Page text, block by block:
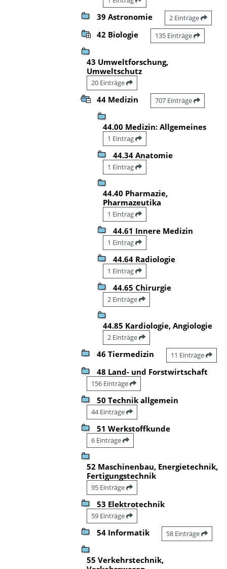
39 Astronomie 2 Einträge
42 Biologie 135 Einträge
43 Umweltforschung,
Umweltschutz
20 Einträge
44 Medizin 707 Einträge
44.00 Medizin: Allgemeines
1 Eintrag
44.34 Anatomie
1 Eintrag
44.40 Pharmazie,
Pharmazeutika
1 Eintrag
44.61 Innere Medizin
1 Eintrag
44.64 Radiologie
1 Eintrag
44.65 Chirurgie
2 Einträge
44.85 Kardiologie, Angiologie
2 Einträge
46 Tiermedizin 11 Einträge
48 Land- und Forstwirtschaft
156 Einträge
50 Technik allgemein
44 Einträge
51 Werkstoffkunde
6 Einträge
52 Maschinenbau, Energietechnik,
Fertigungstechnik
95 Einträge
53 Elektrotechnik
59 Einträge
54 Informatik 58 Einträge
55 Verkehrstechnik,